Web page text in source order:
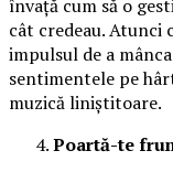
învață cum să o
cât credeau. Atunci
impulsul de a
sentimentele pe
muzică liniștitoare.
Poartă-te